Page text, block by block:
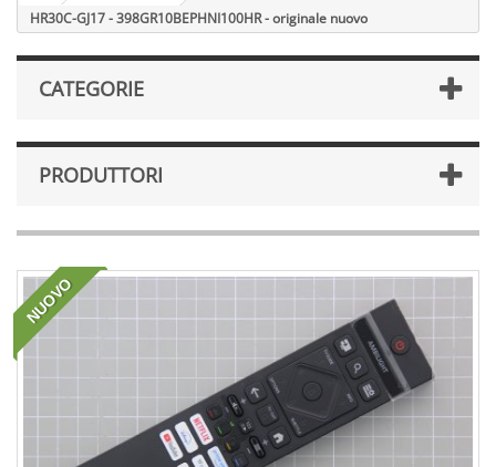
HR30C-GJ17 - 398GR10BEPHNI100HR - originale nuovo
CATEGORIE
PRODUTTORI
NUOVO